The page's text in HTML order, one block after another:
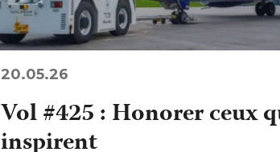
20.05.26
Vol #425 : Honorer ceux
inspirent